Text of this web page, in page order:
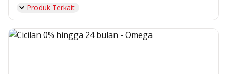
Produk Terkait